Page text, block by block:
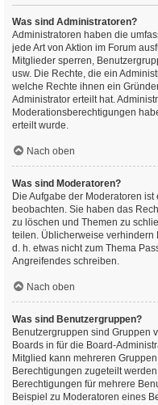
Was sind Administratoren?
Administratoren haben die
jede Art von Aktion im Forum
Mitglieder sperren,
usw. Die Rechte, die ein
welche Rechte ihnen ein
Administrator erteilt hat.
Moderationsberechtigungen
erteilt wurde.
Nach oben
Was sind Moderatoren?
Die Aufgabe der Moderatoren
beobachten. Sie haben das
zu löschen und Themen zu
teilen. Üblicherweise verhindern
d. h. etwas nicht zum Thema
Angreifendes schreiben.
Nach oben
Was sind Benutzergruppen?
Benutzergruppen sind Gruppen
Boards in für die Board-
Mitglied kann mehreren
Berechtigungen zugeteilt
Berechtigungen für mehrere
Beispiel zu Moderatoren eines